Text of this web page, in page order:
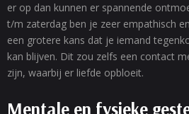
er op dan kunnen er spannende
t/m zaterdag ben je zeer empathisch
een grotere kans dat je iemand
kan blijven. Dit zou zelfs een contact
zijn, waarbij er liefde opbloeit.
Mentale en fysieke